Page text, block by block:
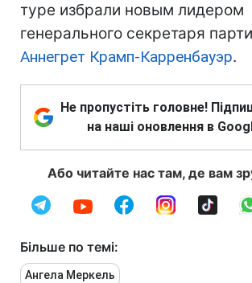
туре избрали новым лидером
генерального секретаря
Аннегрет Крамп-Карренбауэр.
Не пропустіть головне!
на наші оновлення в
Або читайте нас там, де вам
Більше по темі:
Ангела Меркель